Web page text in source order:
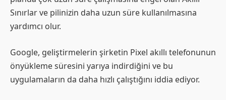
Sınırlar ve pilinizin daha uzun süre kullanılmasına
yardımcı olur.
Google, geliştirmelerin şirketin Pixel akıllı telefonunun
önyükleme süresini yarıya indirdiğini ve bu
uygulamaların da daha hızlı çalıştığını iddia ediyor.